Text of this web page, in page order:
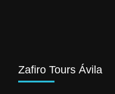
Zafiro Tours Ávila